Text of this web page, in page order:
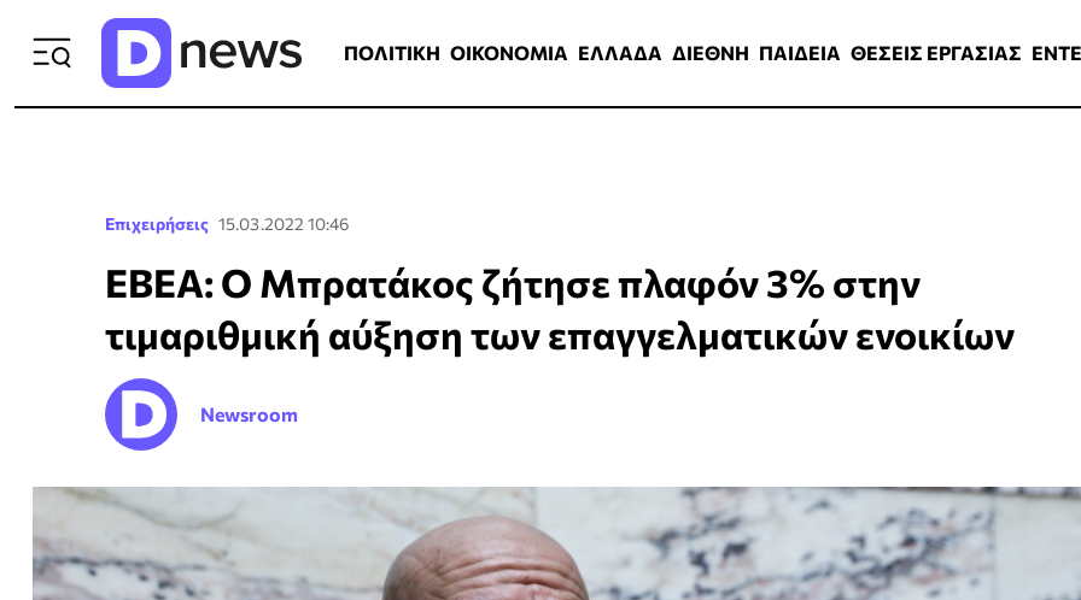
ΠΟΛΙΤΙΚΗ ΟΙΚΟΝΟΜΙΑ ΕΛΛΑΔΑ ΔΙΕΘΝΗ ΠΑΙΔΕΙΑ ΘΕΣΕΙΣ ΕΡΓΑΣΙΑΣ
Επιχειρήσεις 15.03.2022 10:46
ΕΒΕΑ: Ο Μπρατάκος ζήτησε πλαφόν 3% στην
τιμαριθμική αύξηση των επαγγελματικών ενοικίων
Newsroom